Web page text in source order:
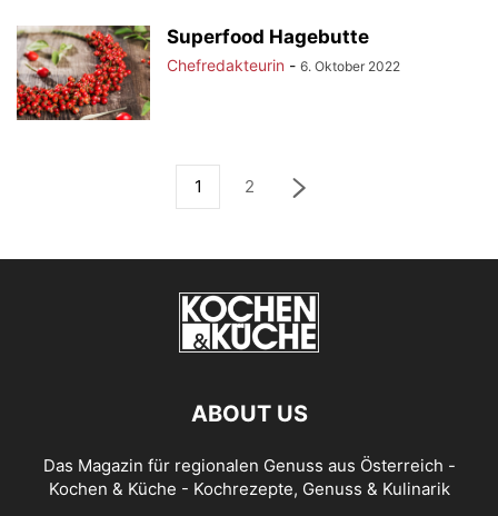
Superfood Hagebutte
Chefredakteurin - 6. Oktober 2022
1 2
ABOUT US
Das Magazin für regionalen Genuss aus Österreich -
Kochen & Küche - Kochrezepte, Genuss & Kulinarik